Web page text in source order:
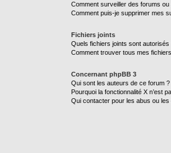
Comment surveiller des forums
Comment puis-je supprimer mes
Fichiers joints
Quels fichiers joints sont
Comment trouver tous mes
Concernant phpBB 3
Qui sont les auteurs de ce forum ?
Pourquoi la fonctionnalité X n’est
Qui contacter pour les abus ou